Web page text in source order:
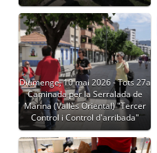
Diumenge, 10 mai 2026 - Tots 27a
Caminada per la Serralada de
Marina (Vallès Oriental) "Tercer
Control i Control d'arribada"